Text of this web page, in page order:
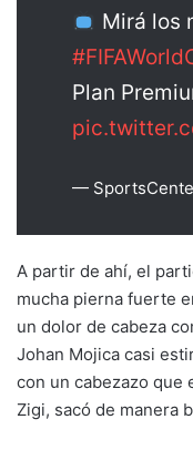
Mirá los
Plan
—
A partir de ahí, el
mucha pierna fuerte
un dolor de cabeza
Johan Mojica casi
con un cabezazo que
Zigi, sacó de manera